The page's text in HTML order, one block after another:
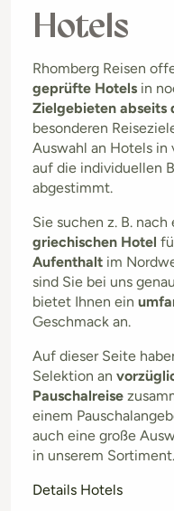
Hotels
Rhomberg Reisen
geprüfte Hotels in
Zielgebieten abseits
besonderen
Auswahl an Hotels in
auf die individuellen
abgestimmt.
Sie suchen z. B.
griechischen Hotel
Aufenthalt im
sind Sie bei uns
bietet Ihnen ein
Geschmack an.
Auf dieser Seite
Selektion an
Pauschalreise
einem
auch eine große
in unserem Sortiment.
Details Hotels